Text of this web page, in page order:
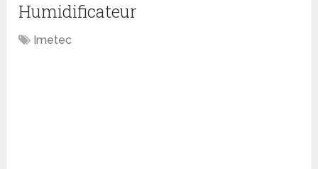
Humidificateur
Imetec